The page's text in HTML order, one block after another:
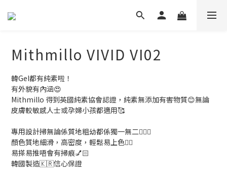
Mithmillo VIVID VI02
韓Gel都有純素啦！
有外貌有內涵😍
Mithmillo 得到英國純素協會認證，純素無添加有害物質😊無論
皮膚較敏感人士或孕婦小孩都適用🥰
專用設計掃無論係質地粗幼都係獨一無二🙋🏻‍♀️
顏色質地細滑，高密度，輕鬆易上色👍🏻
易搽易推唔會有掃痕💅🏻
韓國製造🇰🇷信心保證